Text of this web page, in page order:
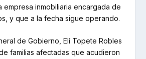
empresa inmobiliaria encargada de
y que a la fecha sigue operando.
de Gobierno, Elí Topete Robles
familias afectadas que acudieron